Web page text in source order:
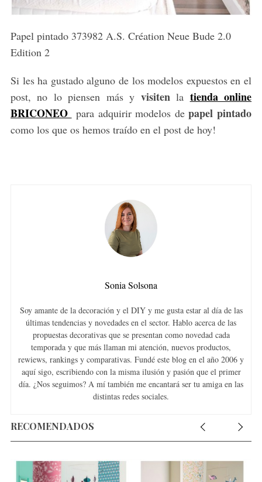
Papel pintado 373982 A.S. Création Neue Bude 2.0
Edition 2
Si les ha gustado alguno de los modelos expuestos en el
post, no lo piensen más y visiten la tienda online
BRICONEO para adquirir modelos depapel pintado
como los que os hemos traído en el post de hoy!
Sonia Solsona
Soy amante de la decoración y el DIY y me gusta estar al día de las
últimas tendencias y novedades en el sector. Hablo acerca de las
propuestas decorativas que se presentan como novedad cada
temporada y que más llaman mi atención, nuevos productos,
rewiews, rankings y comparativas. Fundé este blog en el año 2006 y
aquí sigo, escribiendo con la misma ilusión y pasión que el primer
día. ¿Nos seguimos? A mí también me encantará ser tu amiga en las
distintas redes sociales.
RECOMENDADOS